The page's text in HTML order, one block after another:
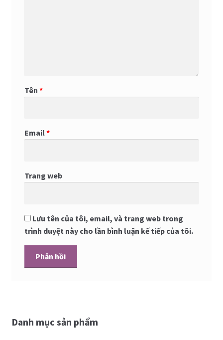
Tên *
Email*
Trang web
Lưu tên của tôi, email, và trang web trong
trình duyệt này cho lần bình luận kế tiếp của tôi.
Danh mục sản phẩm